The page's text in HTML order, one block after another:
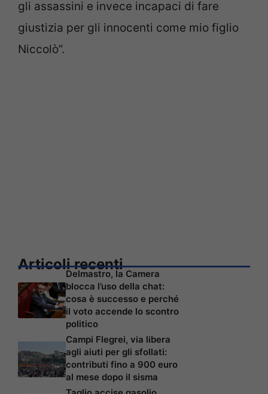
gli assassini e invece incapaci di fare
giustizia per gli innocenti come mio figlio
Niccolò”.
Articoli recenti
Delmastro, la Camera
blocca l’uso della chat:
cosa è successo e perché
il voto accende lo scontro
politico
Campi Flegrei, via libera
agli aiuti per gli sfollati:
contributi fino a 900 euro
al mese dopo il sisma